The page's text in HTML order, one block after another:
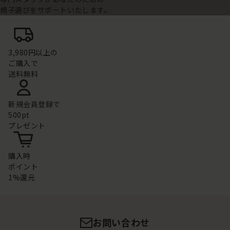
椅子選びをサポートいたします。
3,980円以上の
ご購入で
送料無料
新規会員登録で
500pt
プレゼント
購入時
ポイント
1%還元
お問い合わせ